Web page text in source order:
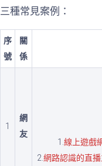
三種常見案例：
序
號
關
係
1
網
友
1. 線上遊戲
2. 網路認識的直